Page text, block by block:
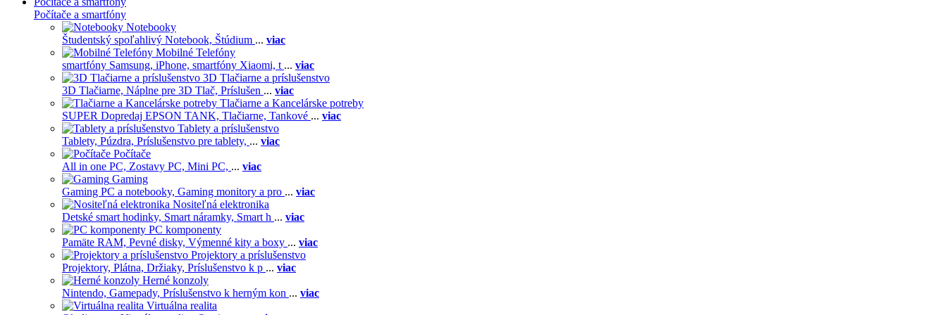
Počítače a smartfóny
Notebooky
Študentský spoľahlivý Notebook, Štúdium ... viac
Mobilné Telefóny
smartfóny Samsung, iPhone, smartfóny Xiaomi, t ... viac
3D Tlačiarne a príslušenstvo
3D Tlačiarne, Náplne pre 3D Tlač, Príslušen ... viac
Tlačiarne a Kancelárske potreby
SUPER Dopredaj EPSON TANK, Tlačiarne, Tankové ... viac
Tablety a príslušenstvo
Tablety, Púzdra, Príslušenstvo pre tablety, ... viac
Počítače
All in one PC, Zostavy PC, Mini PC, ... viac
Gaming
Gaming PC a notebooky, Gaming monitory a pro ... viac
Nositeľná elektronika
Detské smart hodinky, Smart náramky, Smart h ... viac
PC komponenty
Pamäte RAM, Pevné disky, Výmenné kity a boxy ... viac
Projektory a príslušenstvo
Projektory, Plátna, Držiaky, Príslušenstvo k p ... viac
Herné konzoly
Nintendo, Gamepady, Príslušenstvo k herným kon ... viac
Virtuálna realita